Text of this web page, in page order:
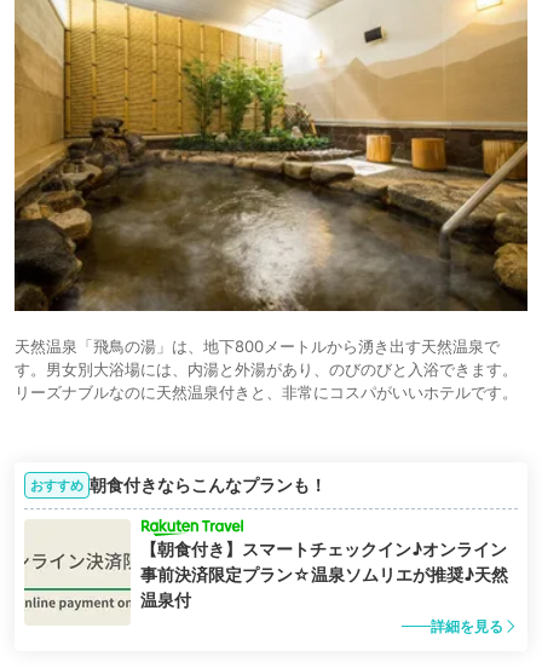
天然温泉「飛鳥の湯」は、地下800メートルから湧き出す天然温泉で
す。男女別大浴場には、内湯と外湯があり、のびのびと入浴できます。
リーズナブルなのに天然温泉付きと、非常にコスパがいいホテルです。
おすすめ 朝食付きならこんなプランも！
【朝食付き】スマートチェックイン♪オンライン
事前決済限定プラン☆温泉ソムリエが推奨♪天然
温泉付
詳細を見る